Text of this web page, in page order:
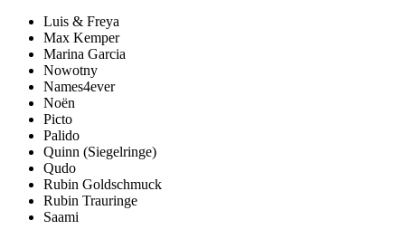
Luis & Freya
Max Kemper
Marina Garcia
Nowotny
Names4ever
Noën
Picto
Palido
Quinn (Siegelringe)
Qudo
Rubin Goldschmuck
Rubin Trauringe
Saami